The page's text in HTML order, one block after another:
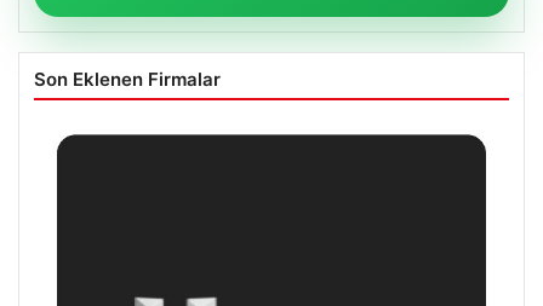
Son Eklenen Firmalar